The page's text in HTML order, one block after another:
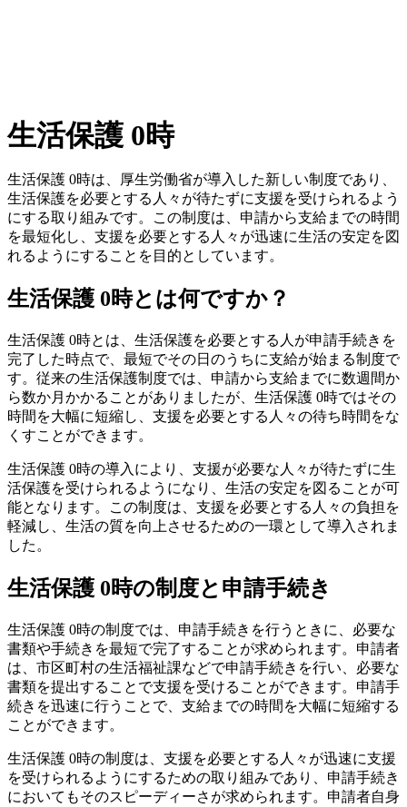
生活保護 0時
生活保護 0時は、厚生労働省が導入した新しい制度であり、
生活保護を必要とする人々が待たずに支援を受けられるよう
にする取り組みです。この制度は、申請から支給までの時間
を最短化し、支援を必要とする人々が迅速に生活の安定を図
れるようにすることを目的としています。
生活保護 0時とは何ですか？
生活保護 0時とは、生活保護を必要とする人が申請手続きを
完了した時点で、最短でその日のうちに支給が始まる制度で
す。従来の生活保護制度では、申請から支給までに数週間か
ら数か月かかることがありましたが、生活保護 0時ではその
時間を大幅に短縮し、支援を必要とする人々の待ち時間をな
くすことができます。
生活保護 0時の導入により、支援が必要な人々が待たずに生
活保護を受けられるようになり、生活の安定を図ることが可
能となります。この制度は、支援を必要とする人々の負担を
軽減し、生活の質を向上させるための一環として導入されま
した。
生活保護 0時の制度と申請手続き
生活保護 0時の制度では、申請手続きを行うときに、必要な
書類や手続きを最短で完了することが求められます。申請者
は、市区町村の生活福祉課などで申請手続きを行い、必要な
書類を提出することで支援を受けることができます。申請手
続きを迅速に行うことで、支給までの時間を大幅に短縮する
ことができます。
生活保護 0時の制度は、支援を必要とする人々が迅速に支援
を受けられるようにするための取り組みであり、申請手続き
においてもそのスピーディーさが求められます。申請者自身